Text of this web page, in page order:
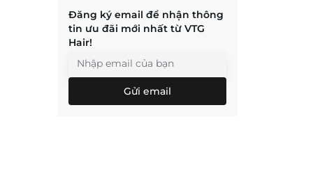
Đăng ký email để nhận thông
tin ưu đãi mới nhất từ VTG
Hair!
Gửi email